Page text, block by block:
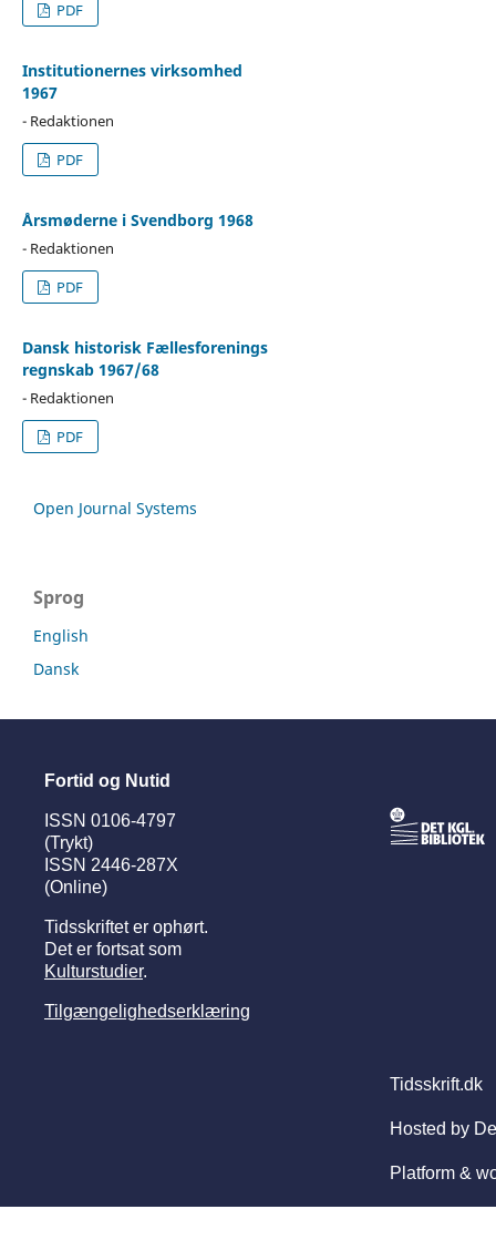
PDF
Institutionernes virksomhed
1967
- Redaktionen
PDF
Årsmøderne i Svendborg 1968
- Redaktionen
PDF
Dansk historisk Fællesforenings
regnskab 1967/68
- Redaktionen
PDF
Open Journal Systems
Sprog
English
Dansk
Fortid og Nutid
ISSN 0106-4797
(Trykt)
ISSN 2446-287X
(Online)
Tidsskriftet er ophørt.
Det er fortsat som
Kulturstudier.
Tilgængelighedserklæring